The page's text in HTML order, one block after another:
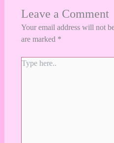
Leave a Comment
Your email address will not
are marked *
Type